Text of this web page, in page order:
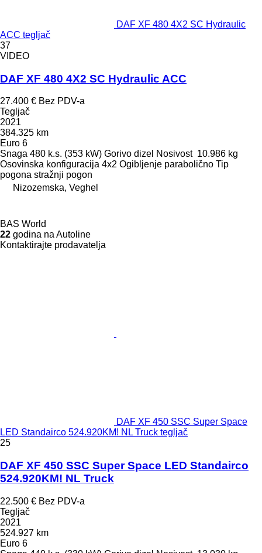
DAF XF 480 4X2 SC Hydraulic
ACC tegljač
37
VIDEO
DAF XF 480 4X2 SC Hydraulic ACC
27.400 € Bez PDV-a
Tegljač
2021
384.325 km
Euro 6
Snaga 480 k.s. (353 kW) Gorivo dizel Nosivost 10.986 kg
Osovinska konfiguracija 4x2 Ogibljenje parabolično Tip
pogona stražnji pogon
Nizozemska, Veghel
BAS World
22 godina na Autoline
Kontaktirajte prodavatelja
DAF XF 450 SSC Super Space
LED Standairco 524.920KM! NL Truck tegljač
25
DAF XF 450 SSC Super Space LED Standairco
524.920KM! NL Truck
22.500 € Bez PDV-a
Tegljač
2021
524.927 km
Euro 6